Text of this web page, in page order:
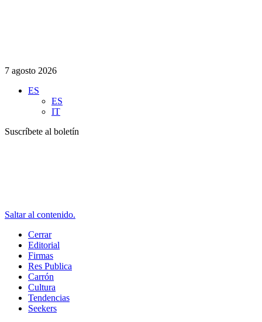
7 agosto 2026
ES
ES
IT
Suscríbete al boletín
Saltar al contenido.
Cerrar
Editorial
Firmas
Res Publica
Carrón
Cultura
Tendencias
Seekers